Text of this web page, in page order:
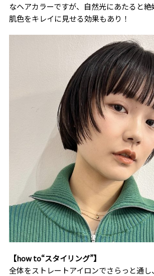
なヘアカラーですが、自然光にあたると絶
肌色をキレイに見せる効果もあり！
【how to“スタイリング”】
全体をストレートアイロンでさらっと通